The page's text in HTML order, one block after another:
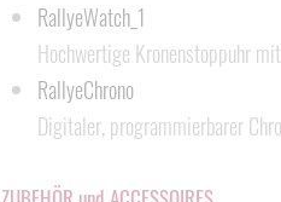
RallyeWatch_1
Hochwertige Kronenstoppuhr
RallyeChrono
Digitaler, programmierbarer